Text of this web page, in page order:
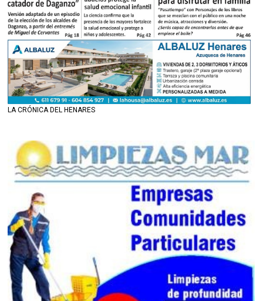
LA CRÓNICA DEL HENARES